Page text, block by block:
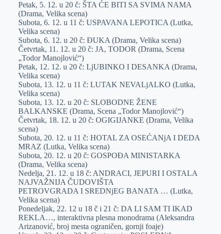
Petak, 5. 12. u 20 č: ŠTA ĆE BITI SA SVIMA NAMA
(Drama, Velika scena)
Subota, 6. 12. u 11 č: USPAVANA LEPOTICA (Lutka,
Velika scena)
Subota, 6. 12. u 20 č: ĐUKA (Drama, Velika scena)
Četvrtak, 11. 12. u 20 č: JA, TODOR (Drama, Scena
„Todor Manojlović“)
Petak, 12. 12. u 20 č: LjUBINKO I DESANKA (Drama,
Velika scena)
Subota, 13. 12. u 11 č: LUTAK NEVALjALKO (Lutka,
Velika scena)
Subota, 13. 12. u 20 č: SLOBODNE ŽENE
BALKANSKE (Drama, Scena „Todor Manojlović“)
Četvrtak, 18. 12. u 20 č: OGIGIJANKE (Drama, Velika
scena)
Subota, 20. 12. u 11 č: HOTAL ZA OSEĆANjA I DEDA
MRAZ (Lutka, Velika scena)
Subota, 20. 12. u 20 č: GOSPOĐA MINISTARKA
(Drama, Velika scena)
Nedelja, 21. 12. u 18 č: ANDRACI, JEPURI I OSTALA
NAJVAŽNIJA ČUDOVIŠTA
PETROVGRADA I SREDNjEG BANATA … (Lutka,
Velika scena)
Ponedeljak, 22. 12 u 18 č i 21 č: DA LI SAM TI IKAD
REKLA…, interaktivna plesna monodrama (Aleksandra
Arizanović, broj mesta ograničen, gornji foaje)